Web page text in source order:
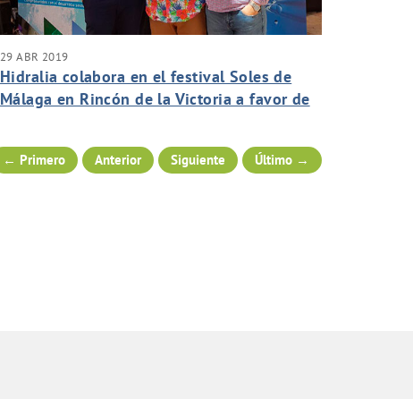
29 ABR 2019
Hidralia colabora en el festival Soles de
Málaga en Rincón de la Victoria a favor de
← Primero Anterior Siguiente Último →